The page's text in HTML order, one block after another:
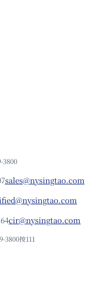
3800
sales@nysingtao.com
cir@nysingtao.com
3800按111